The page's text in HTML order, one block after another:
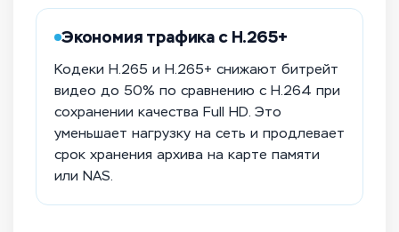
Экономия трафика с H.265+
Кодеки H.265 и H.265+ снижают битрейт
видео до 50% по сравнению с H.264 при
сохранении качества Full HD. Это
уменьшает нагрузку на сеть и продлевает
срок хранения архива на карте памяти
или NAS.